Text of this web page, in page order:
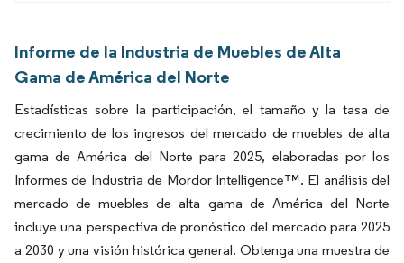
Informe de la Industria de Muebles de Alta
Gama de América del Norte
Estadísticas sobre la participación, el tamaño y la tasa de
crecimiento de los ingresos del mercado de muebles de alta
gama de América del Norte para 2025, elaboradas por los
Informes de Industria de Mordor Intelligence™. El análisis del
mercado de muebles de alta gama de América del Norte
incluye una perspectiva de pronóstico del mercado para 2025
a 2030 y una visión histórica general. Obtenga una muestra de